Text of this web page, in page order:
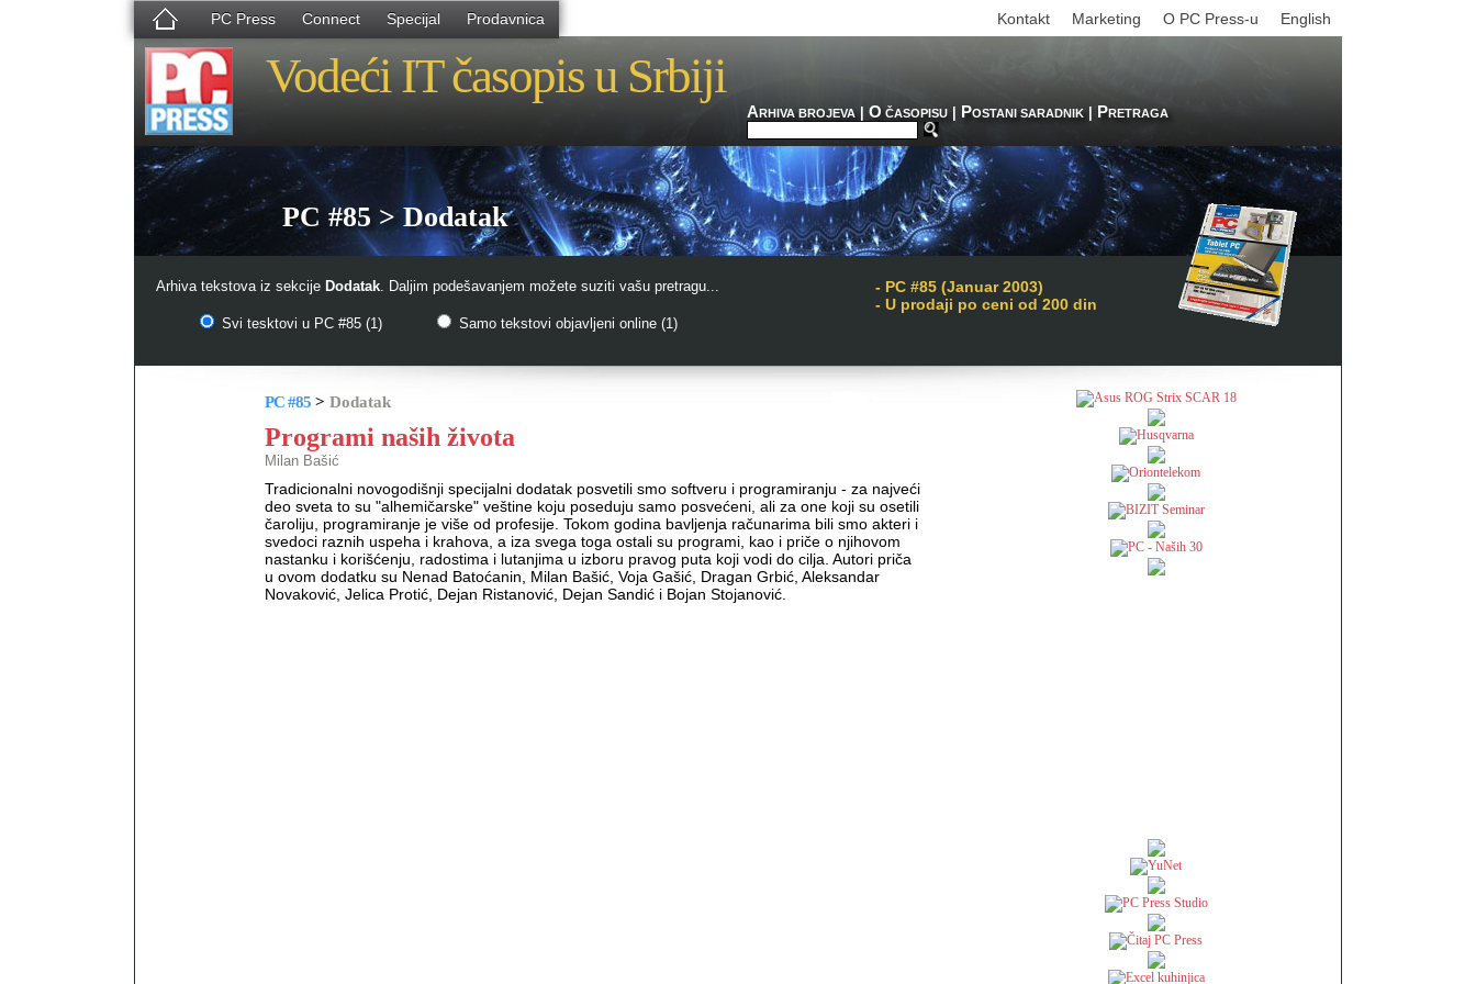
PC Press Connect Specijal Prodavnica English
O PC Press-u
Marketing
Kontakt
Vodeći IT časopis u Srbiji
ARHIVA BROJEVA| O ČASOPISU POSTANI SARADNIK| PRETRAGA
PC #85 > Dodatak
Arhiva tekstova iz sekcije Dodatak. Daljim podešavanjem možete suziti vašu pretragu...
Svi tesktovi u PC #85 (1) Samo tekstovi objavljeni online (1)
- PC #85 (Januar 2003)
- U prodaji po ceni od 200 din
PC #85 > Dodatak
Programi naših života
Milan Bašić
Tradicionalni novogodišnji specijalni dodatak posvetili smo softveru i programiranju - za najveći
deo sveta to su "alhemičarske" veštine koju poseduju samo posvećeni, ali za one koji su osetili
čaroliju, programiranje je više od profesije. Tokom godina bavljenja računarima bili smo akteri i
svedoci raznih uspeha i krahova, a iza svega toga ostali su programi, kao i priče o njihovom
nastanku i korišćenju, radostima i lutanjima u izboru pravog puta koji vodi do cilja. Autori priča
u ovom dodatku su Nenad Batoćanin, Milan Bašić, Voja Gašić, Dragan Grbić, Aleksandar
Novaković, Jelica Protić, Dejan Ristanović, Dejan Sandić i Bojan Stojanović.